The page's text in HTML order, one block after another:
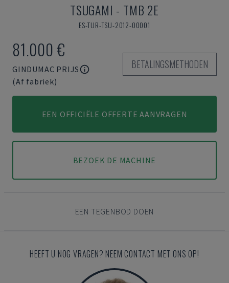
TSUGAMI - TMB 2E
ES-TUR-TSU-2012-00001
81.000 €
GINDUMAC PRIJS
(Af fabriek)
BETALINGSMETHODEN
EEN OFFICIËLE OFFERTE AANVRAGEN
BEZOEK DE MACHINE
EEN TEGENBOD DOEN
HEEFT U NOG VRAGEN? NEEM CONTACT MET ONS OP!